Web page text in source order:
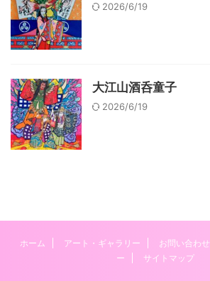
2026/6/19
大江山酒呑童子
2026/6/19
ホーム アート・ギャラリー お問い合わせ
ー
サイトマップ